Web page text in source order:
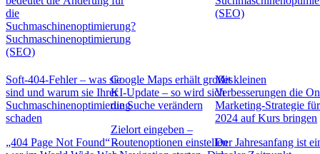
die
Suchmaschinenoptimierung?
Suchmaschinenoptimierung
(SEO)
(SEO)
Soft-404-Fehler – was sie
sind und warum sie Ihrer
Suchmaschinenoptimierung
schaden
„404 Page Not Found“ –
Google Maps erhält großes
KI-Update – so wird sich
die Suche verändern
Zielort eingeben –
Routenoptionen einstellen
Mit kleinen
Verbesserungen die
Marketing-Strategie für
2024 auf Kurs bringen
Der Jahresanfang ist